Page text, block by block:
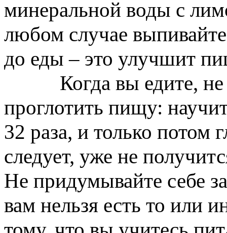
минеральной воды с
любом случае
до еды – это улучшит
Когда вы едите, не
проглотить пищу:
32 раза, и только потом
следует, уже не
Не придумывайте себе
вам нельзя есть то или